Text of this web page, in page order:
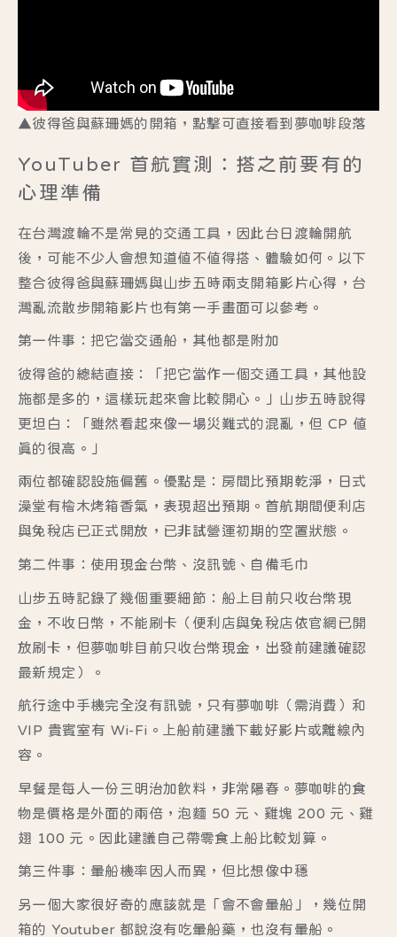
▲彼得爸與蘇珊媽的開箱，點擊可直接看到夢咖啡段落
YouTuber 首航實測：搭之前要有的
心理準備
在台灣渡輪不是常見的交通工具，因此台日渡輪開航
後，可能不少人會想知道值不值得搭、體驗如何。以下
整合彼得爸與蘇珊媽與山步五時兩支開箱影片心得， 台
灣亂流散步開箱影片也有第一手畫面可以參考。
第一件事：把它當交通船，其他都是附加
彼得爸的總結直接：「把它當作一個交通工具，其他設
施都是多的，這樣玩起來會比較開心。」山步五時說得
更坦白：「雖然看起來像一場災難式的混亂，但 CP 值
真的很高。」
兩位都確認設施偏舊。優點是：房間比預期乾淨，日式
澡堂有檜木烤箱香氣，表現超出預期。首航期間便利店
與免稅店已正式開放，已非試營運初期的空置狀態。
第二件事：使用現金台幣、沒訊號、自備毛巾
山步五時記錄了幾個重要細節：船上目前只收台幣現
金，不收日幣，不能刷卡（便利店與免稅店依官網已開
放刷卡，但夢咖啡目前只收台幣現金，出發前建議確認
最新規定）。
航行途中手機完全沒有訊號 ，只有夢咖啡（需消費）和
VIP 貴賓室有 Wi-Fi。上船前建議下載好影片或離線內
容。
早餐是每人一份三明治加飲料，非常陽春。夢咖啡的食
物是價格是外面的兩倍，泡麵 50 元、雞塊 200 元、雞
翅 100 元。因此建議自己帶零食上船比較划算。
第三件事：暈船機率因人而異，但比想像中穩
另一個大家很好奇的應該就是「會不會暈船」，幾位開
箱的 Youtuber 都說沒有吃暈船藥，也沒有暈船。